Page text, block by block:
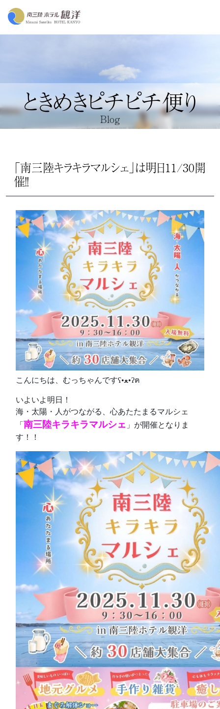
ときめきピチピチ便り
Blog
「南三陸キラキラマルシェ」は明日11/30開
催！！
こんにちは、むっちゃんですʕ•ﻌ•ʔฅ
いよいよ明日！
海・太陽・人がつながる、心あたたまるマルシェ
「 南三陸キラキラマルシェ 」が開催となりま
す！！